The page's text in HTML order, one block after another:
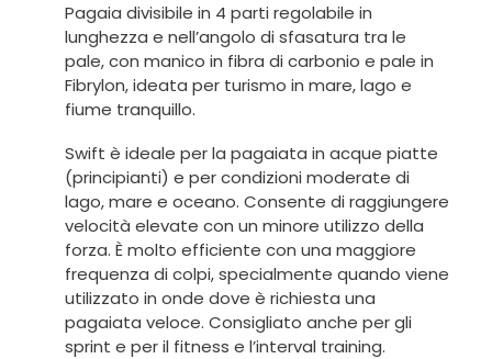
Pagaia divisibile in 4 parti regolabile in
lunghezza e nell’angolo di sfasatura tra le
pale, con manico in fibra di carbonio e pale in
Fibrylon, ideata per turismo in mare, lago e
fiume tranquillo.
Swift è ideale per la pagaiata in acque piatte
(principianti) e per condizioni moderate di
lago, mare e oceano. Consente di raggiungere
velocità elevate con un minore utilizzo della
forza. È molto efficiente con una maggiore
frequenza di colpi, specialmente quando viene
utilizzato in onde dove è richiesta una
pagaiata veloce. Consigliato anche per gli
sprint e per il fitness e l’interval training.